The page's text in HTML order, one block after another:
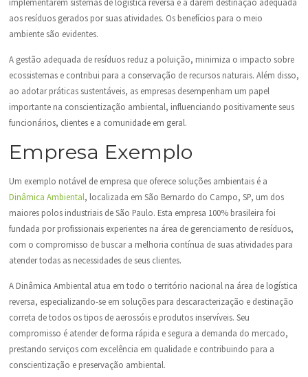
aos resíduos gerados por suas atividades. Os benefícios para o meio
ambiente são evidentes.
A gestão adequada de resíduos reduz a poluição, minimiza o impacto sobre
ecossistemas e contribui para a conservação de recursos naturais. Além disso,
ao adotar práticas sustentáveis, as empresas desempenham um papel
importante na conscientização ambiental, influenciando positivamente seus
funcionários, clientes e a comunidade em geral.
Empresa Exemplo
Um exemplo notável de empresa que oferece soluções ambientais é a
Dinâmica Ambiental, localizada em São Bernardo do Campo, SP, um dos
maiores polos industriais de São Paulo. Esta empresa 100% brasileira foi
fundada por profissionais experientes na área de gerenciamento de resíduos,
com o compromisso de buscar a melhoria contínua de suas atividades para
atender todas as necessidades de seus clientes.
A Dinâmica Ambiental atua em todo o território nacional na área de logística
reversa, especializando-se em soluções para descaracterização e destinação
correta de todos os tipos de aerossóis e produtos inservíveis. Seu
compromisso é atender de forma rápida e segura a demanda do mercado,
prestando serviços com excelência em qualidade e contribuindo para a
conscientização e preservação ambiental.